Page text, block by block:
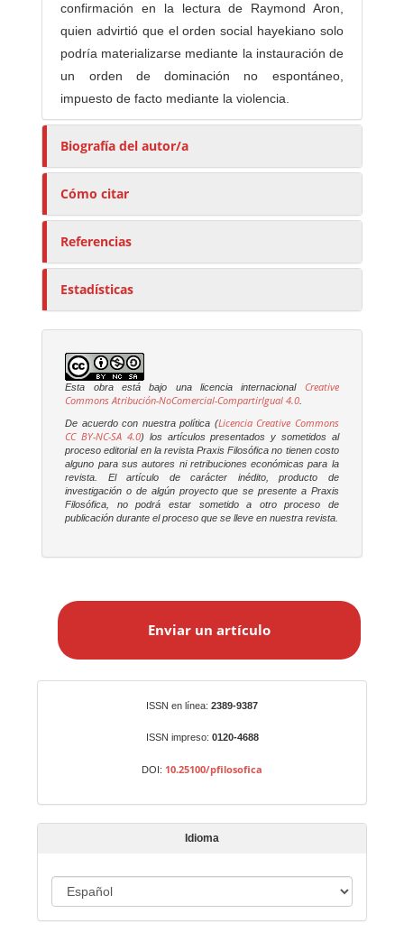
confirmación en la lectura de Raymond Aron,
quien advirtió que el orden social hayekiano solo
podría materializarse mediante la instauración de
un orden de dominación no espontáneo,
impuesto de facto mediante la violencia.
Biografía del autor/a
Cómo citar
Referencias
Estadísticas
Esta obra está bajo una licencia internacional
Creative
Commons Atribución-NoComercial-CompartirIgual 4.0
De acuerdo con nuestra política (Licencia Creative Commons
CC BY-NC-SA 4.0) los artículos presentados y sometidos al
proceso editorial en la revistaPraxis Filosófica no tienen costo
alguno para sus autores ni retribuciones económicas para la
revista. El artículo de carácter inédito, producto de
investigación o de algún proyecto que se presente a Praxis
Filosófica , no podrá estar sometido a otro proceso de
publicación durante el proceso que se lleve en nuestra revista.
a
t
í
o
Enviar un artículo
ISSN en línea: 2389-9387
ISSN impreso: 0120-4688
DOI: 10.25100/pfilosofica
Idioma
d